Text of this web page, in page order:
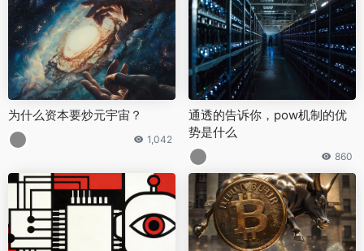
为什么资本要炒元宇宙？
1,042
通透的告诉你，pow机制的优
势是什么
860